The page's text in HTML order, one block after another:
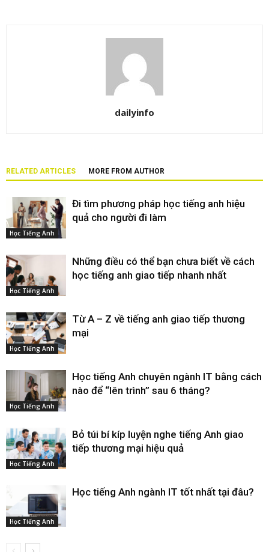
dailyinfo
RELATED ARTICLES MORE FROM AUTHOR
Học Tiếng Anh
Đi tìm phương pháp học tiếng anh hiệu
quả cho người đi làm
Học Tiếng Anh
Những điều có thể bạn chưa biết về cách
học tiếng anh giao tiếp nhanh nhất
Học Tiếng Anh
Từ A – Z về tiếng anh giao tiếp thương
mại
Học Tiếng Anh
Học tiếng Anh chuyên ngành IT bằng cách
nào để “lên trình” sau 6 tháng?
Học Tiếng Anh
Bỏ túi bí kíp luyện nghe tiếng Anh giao
tiếp thương mại hiệu quả
Học Tiếng Anh
Học tiếng Anh ngành IT tốt nhất tại đâu?